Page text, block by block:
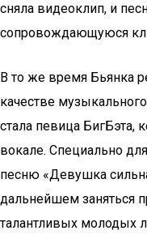
сняла видеоклип, и
сопровождающуюся
В то же время Бьянка
качестве
стала певица БигБэта,
вокале. Специально
песню «Девушка
дальнейшем заняться
талантливых молодых